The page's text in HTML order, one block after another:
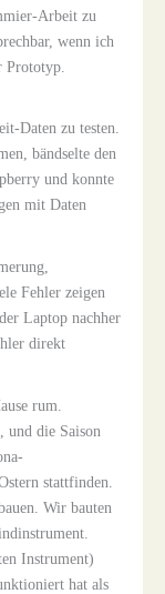
Arbeit zu
wenn ich
Prototyp.
Daten zu testen.
bändselte den
und konnte
mit Daten
Fehler zeigen
Laptop nachher
direkt
rum.
und die Saison
stattfinden.
Wir bauten
Instrument)
hat als